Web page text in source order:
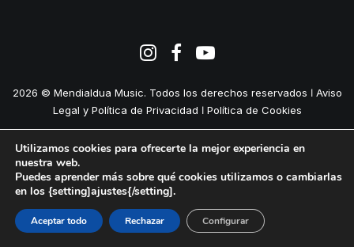
2026 © Mendialdua Music. Todos los derechos reservados ǀ Aviso
Legal y Política de Privacidad ǀ Política de Cookies
Utilizamos cookies para ofrecerte la mejor experiencia en
nuestra web.
Puedes aprender más sobre qué cookies utilizamos o cambiarlas
en los {setting]ajustes{/setting].
Aceptar todo Rechazar Configurar